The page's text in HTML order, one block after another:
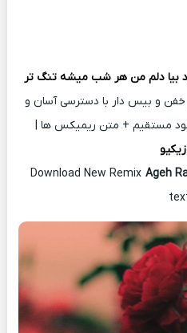
بیا دلم من هر شب میشه تنگ تر
و بیس دار با دسترسی آسان و
مستقیم + متن ریمیکس ها |
Download New Remix Ageh